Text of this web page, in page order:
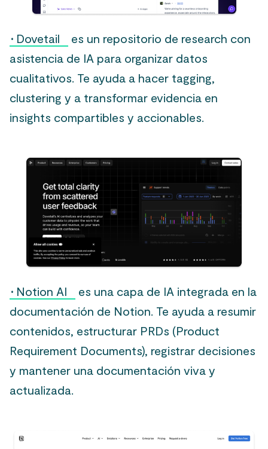
· Dovetail
es un repositorio de research con
asistencia de IA para organizar datos
cualitativos. Te ayuda a hacer tagging,
clustering y a transformar evidencia en
insights compartibles y accionables.
· Notion AI
es una capa de IA integrada en la
documentación de Notion. Te ayuda a resumir
contenidos, estructurar PRDs (Product
Requirement Documents), registrar decisiones
y mantener una documentación viva y
actualizada.